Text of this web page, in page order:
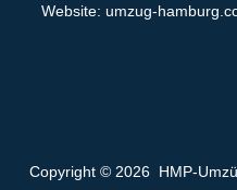
Website: umzug-
Copyright © 2026 HMP-